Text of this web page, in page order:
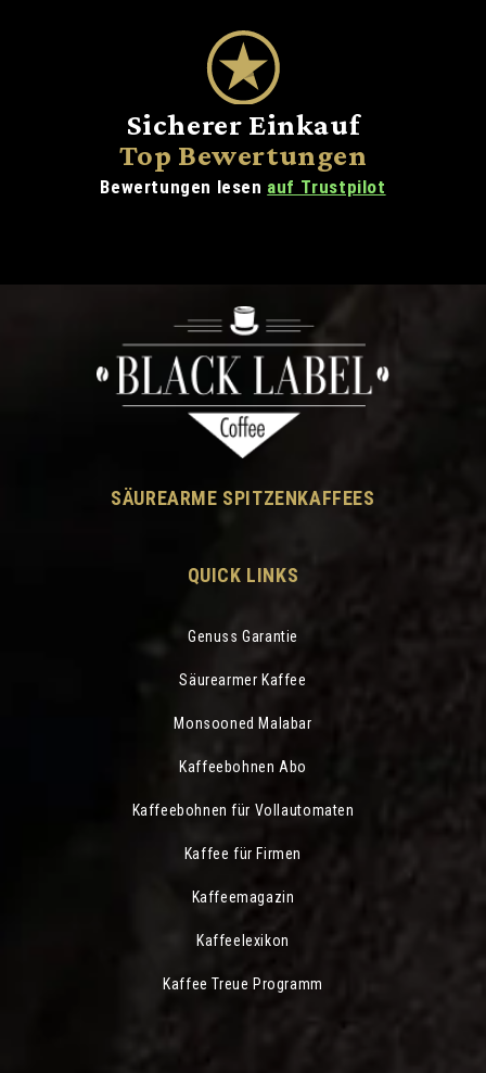
Sicherer Einkauf
Top Bewertungen
Bewertungen lesen auf Trustpilot
SÄUREARME SPITZENKAFFEES
QUICK LINKS
Genuss Garantie
Säurearmer Kaffee
Monsooned Malabar
Kaffeebohnen Abo
Kaffeebohnen für Vollautomaten
Kaffee für Firmen
Kaffeemagazin
Kaffeelexikon
Kaffee Treue Programm